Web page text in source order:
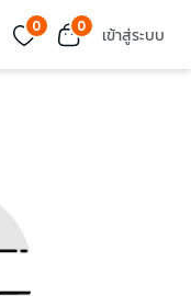
0 0 เข้าสู่ระบบ